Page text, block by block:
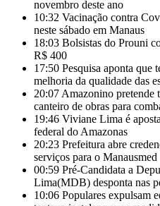
novembro deste ano
10:32 Vacinação contra
neste sábado em Manaus
18:03 Bolsistas do Prouni
R$ 400
17:50 Pesquisa aponta que
melhoria da qualidade das
20:07 Amazonino pretende
canteiro de obras para
19:46 Viviane Lima é
federal do Amazonas
20:23 Prefeitura abre
serviços para o Manausmed
00:59 Pré-Candidata a
Lima(MDB) desponta nas
10:06 Populares expulsam